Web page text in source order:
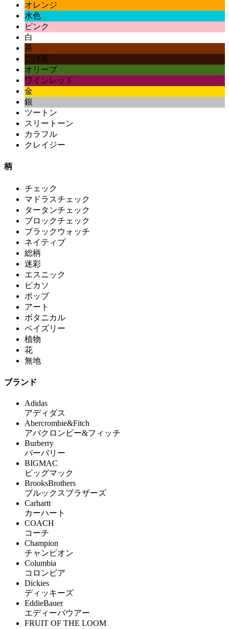
オレンジ
水色
ピンク
白
茶
こげ茶
オリーブ
ワインレッド
金
銀
ツートン
スリートーン
カラフル
クレイジー
柄
チェック
マドラスチェック
タータンチェック
ブロックチェック
ブラックウォッチ
ネイティブ
総柄
迷彩
エスニック
ピカソ
ポップ
アート
ボタニカル
ペイズリー
植物
花
無地
ブランド
Adidas
アディダス
Abercrombie&Fitch
アバクロンビー&フィッチ
Burberry
バーバリー
BIGMAC
ビッグマック
BrooksBrothers
ブルックスブラザーズ
Carhartt
カーハート
COACH
コーチ
Champion
チャンピオン
Columbia
コロンビア
Dickies
ディッキーズ
EddieBauer
エディーバウアー
FRUIT OF THE LOOM